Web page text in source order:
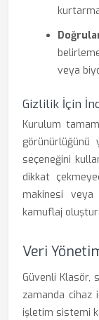
veya
Gizlilik İçin
Kurulum
görünürlüğünü
seçeneğini
dikkat
makinesi
kamuflaj
Veri
Güvenli Klasör,
zamanda cihaz
işletim sistemi